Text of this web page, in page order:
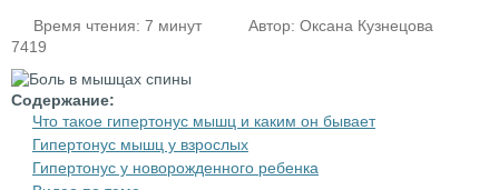
Время чтения: 7 минут Автор: Оксана Кузнецова
7419
Содержание:
Что такое гипертонус мышц и каким он бывает
Гипертонус мышц у взрослых
Гипертонус у новорожденного ребенка